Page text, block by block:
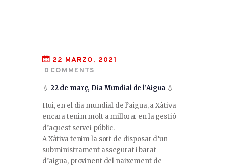
22 MARZO, 2021
0 COMMENTS
💧 22 de març, Dia Mundial de l’Aigua 💧
Hui, en el dia mundial de l’aigua, a Xàtiva
encara tenim molt a millorar en la gestió
d’aquest servei públic.
A Xàtiva tenim la sort de disposar d’un
subministrament assegurat i barat
d’aigua, provinent del naixement de